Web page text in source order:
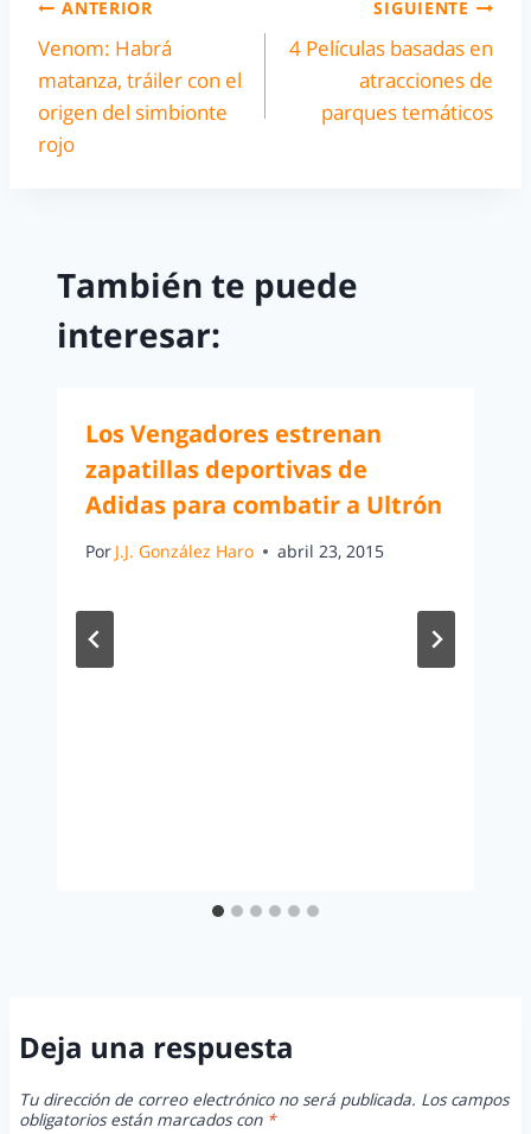
ANTERIOR
Venom: Habrá
matanza, tráiler con el
origen del simbionte
rojo
SIGUIENTE
4 Películas basadas en
atracciones de
parques temáticos
También te puede
interesar:
Los Vengadores estrenan
zapatillas deportivas de
Adidas para combatir a Ultrón
Por J.J. González Haro abril 23, 2015
Deja una respuesta
Tu dirección de correo electrónico no será publicada. Los campos
obligatorios están marcados con *